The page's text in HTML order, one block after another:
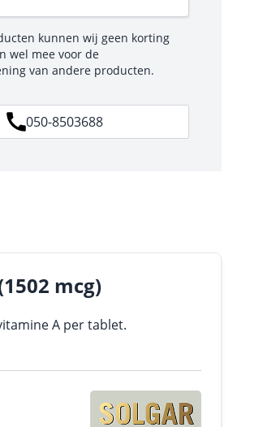
kunnen wij geen korting
wel mee voor de
van andere producten.
050-8503688
mcg)
A per tablet.